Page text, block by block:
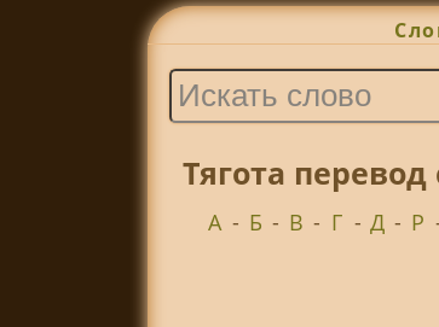
Тягота
А - Б - В - Г - Д - Р